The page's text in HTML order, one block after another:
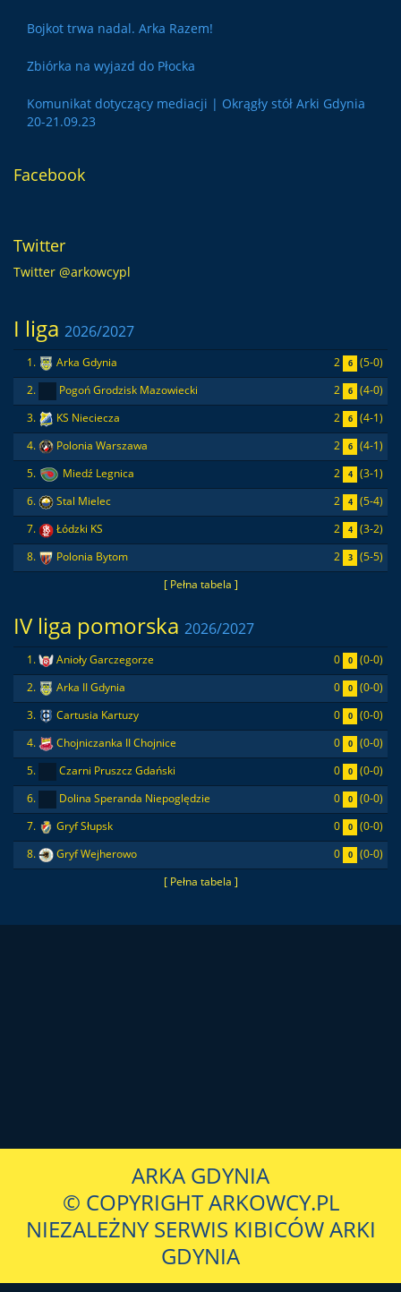
Bojkot trwa nadal. Arka Razem!
Zbiórka na wyjazd do Płocka
Komunikat dotyczący mediacji | Okrągły stół Arki Gdynia
20-21.09.23
Facebook
Twitter
Twitter @arkowcypl
I liga 2026/2027
[ Pełna tabela ]
1. Arka Gdynia 2 6
(5-0)
2.
Pogoń Grodzisk Mazowiecki 2 6
(4-0)
3.
KS Nieciecza 2 6
(4-1)
4.
Polonia Warszawa 2 6
(4-1)
5.
Miedź Legnica 2 4
(3-1)
6.
Stal Mielec 2 4
(5-4)
7.
Łódzki KS 2 4
(3-2)
8.
Polonia Bytom 2 3 (5-5)
IV liga pomorska 2026/2027
[ Pełna tabela ]
1. Anioły Garczegorze 0 0
(0-0)
2.
Arka II Gdynia 0 0
(0-0)
3.
Cartusia Kartuzy 0 0
(0-0)
4.
Chojniczanka II Chojnice 0 0
(0-0)
5.
Czarni Pruszcz Gdański 0 0
(0-0)
6.
Dolina Speranda Niepoględzie 0 0
(0-0)
7.
Gryf Słupsk 0 0
(0-0)
8.
Gryf Wejherowo 0 0 (0-0)
ARKA GDYNIA
© COPYRIGHT ARKOWCY.PL
NIEZALEŻNY SERWIS KIBICÓW ARKI
GDYNIA